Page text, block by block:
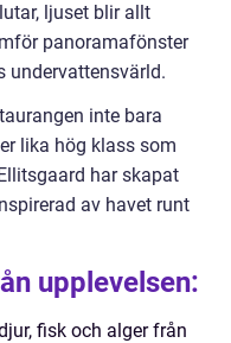
ljuset blir allt
panoramafönster
undervattensvärld.
inte bara
lika hög klass som
har skapat
av havet runt
upplevelsen:
fisk och alger från